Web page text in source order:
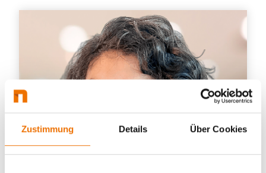
Zustimmung Details Über Cookies